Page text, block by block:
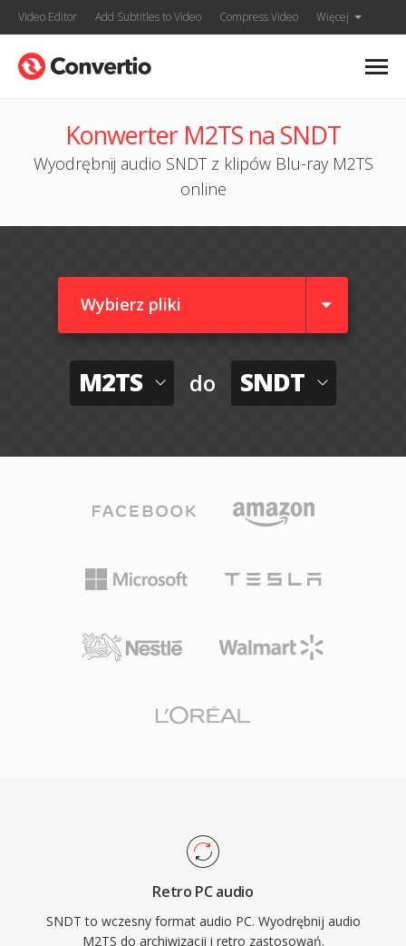
Video Editor Add Subtitles to Video Compress Video Więcej
Konwerter M2TS na SNDT
Wyodrębnij audio SNDT z klipów Blu-ray M2TS
online
Wybierz pliki
M2TS do SNDT
Retro PC audio
SNDT to wczesny format audio PC. Wyodrębnij audio
M2TS do archiwizacji i retro zastosowań.